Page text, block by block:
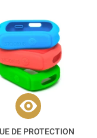
DE PROTECTION